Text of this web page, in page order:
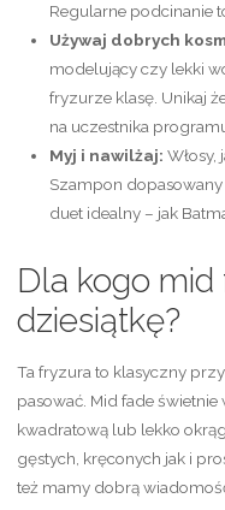
Regularne podcinanie
Używaj dobrych
modelujący czy lekki
fryzurze klasę. Unikaj
na uczestnika
Myj i nawilżaj: Włosy,
Szampon
duet idealny – jak
Dla kogo mid
dziesiątkę?
Ta fryzura to klasyczny
pasować. Mid fade
kwadratową lub lekko
gęstych, kręconych jak i
też mamy dobrą